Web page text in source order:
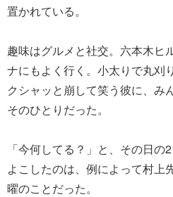
置かれている。
趣味はグルメと社交。六本木ヒ
ナにもよく行く。小太りで丸刈
クシャッと崩して笑う彼に、み
そのひとりだった。
「今何してる？」と、その日
よこしたのは、例によって村上
曜のことだった。